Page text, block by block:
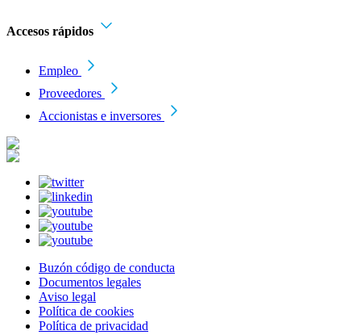
Accesos rápidos
Empleo
Proveedores
Accionistas e inversores
Buzón código de conducta
Documentos legales
Aviso legal
Política de cookies
Política de privacidad